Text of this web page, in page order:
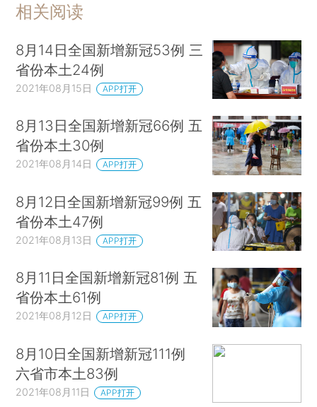
相关阅读
8月14日全国新增新冠53例 三
省份本土24例
2021年08月15日 APP打开
8月13日全国新增新冠66例 五
省份本土30例
2021年08月14日 APP打开
8月12日全国新增新冠99例 五
省份本土47例
2021年08月13日 APP打开
8月11日全国新增新冠81例 五
省份本土61例
2021年08月12日 APP打开
8月10日全国新增新冠111例
六省市本土83例
2021年08月11日 APP打开